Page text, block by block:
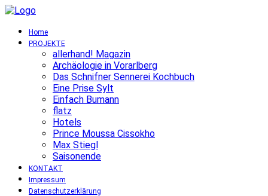
Home
PROJEKTE
allerhand! Magazin
Archäologie in Vorarlberg
Das Schnifner Sennerei Kochbuch
Eine Prise Sylt
Einfach Bumann
flatz
Hotels
Prince Moussa Cissokho
Max Stiegl
Saisonende
KONTAKT
Impressum
Datenschutzerklärung